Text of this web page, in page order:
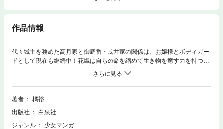
作品情報
代々城主を務めた高月家と御庭番・戌井家の関係は、お嬢様とボディガー
ドとして現在も継続中！花織は自らの命を縮めて生き物を癒す力を持つ
故、遥にお姫様扱いされる毎日。が、花織は遥に自由を与えたくて…。そ
んな中、遥とその弟・響が花織を賭けたバトルを始めて！？
著者
橘裕
出版社
白泉社
ジャンル
少女マンガ